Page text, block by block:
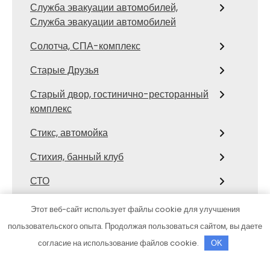
Служба эвакуации автомобилей,
Служба эвакуации автомобилей
Солотча, СПА-комплекс
Старые Друзья
Старый двор, гостинично-ресторанный
комплекс
Стикс, автомойка
Стихия, банный клуб
СТО
СТО Тора
Столярка 22, производственно-
торговая компания
Этот веб-сайт использует файлы cookie для улучшения
пользовательского опыта. Продолжая пользоваться сайтом, вы даете
согласие на использование файлов cookie.
OK